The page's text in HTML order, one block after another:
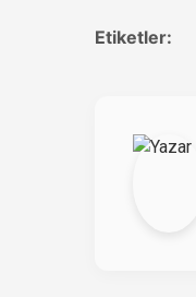
Etiketler: